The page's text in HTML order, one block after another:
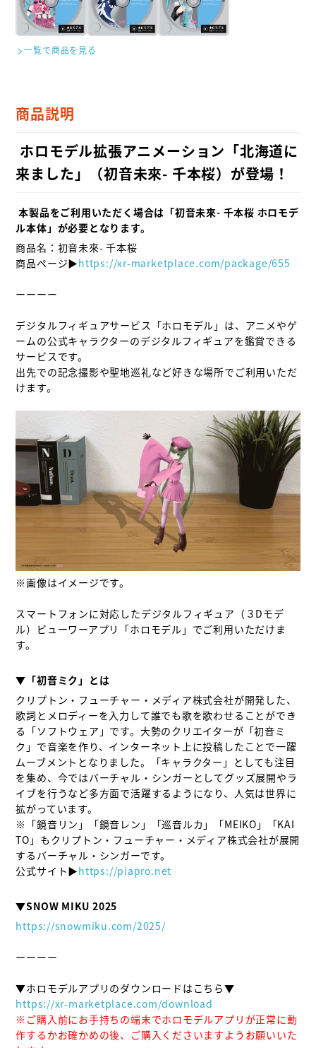
一覧で商品を見る
商品説明
来ました」（初音未來- 千本桜）が登場！
本製品をご利用いただく場合は「初音未來- 千本桜 ホロモデ
ル本体」が必要となります。
商品名：初音未來- 千本桜
商品ページ▶https://xr-marketplace.com/package/655
ーーーー
デジタルフィギュアサービス「ホロモデル」は、アニメやゲ
ームの公式キャラクターのデジタルフィギュアを鑑賞できる
サービスです。
出先での記念撮影や聖地巡礼など好きな場所でご利用いただ
けます。
※画像はイメージです。
スマートフォンに対応したデジタルフィギュア（３Dモデ
ル）ビューワーアプリ「ホロモデル」でご利用いただけま
す。
▼「初音ミク」とは
クリプトン・フューチャー・メディア株式会社が開発した、
歌詞とメロディーを入力して誰でも歌を歌わせることができ
る「ソフトウェア」です。大勢のクリエイターが「初音ミ
ク」で音楽を作り、インターネット上に投稿したことで一躍
ムーブメントとなりました。「キャラクター」としても注目
を集め、今ではバーチャル・シンガーとしてグッズ展開やラ
イブを行うなど多方面で活躍するようになり、人気は世界に
拡がっています。
※「鏡音リン」「鏡音レン」「巡音ルカ」「MEIKO」「KAI
TO」もクリプトン・フューチャー・メディア株式会社が展開
するバーチャル・シンガーです。
公式サイト▶https://piapro.net
▼SNOW MIKU 2025
https://snowmiku.com/2025/
ーーーー
https://xr-marketplace.com/download
※ご購入前にお手持ちの端末でホロモデルアプリが正常に動
作するかお確かめの後、ご購入くださいますようお願いいた